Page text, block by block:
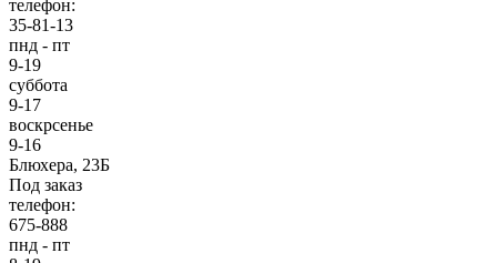
телефон:
35-81-13
пнд - пт
9-19
суббота
9-17
воскрсенье
9-16
Блюхера, 23Б
Под заказ
телефон:
675-888
пнд - пт